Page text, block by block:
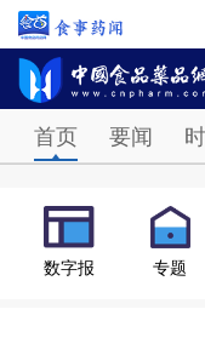
首页 要闻
数字报 专题